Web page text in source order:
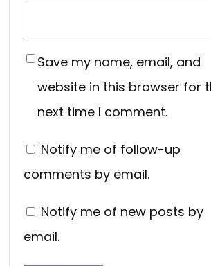
Save my name, email, and
website in this browser for
next time I comment.
Notify me of follow-up
comments by email.
Notify me of new posts by
email.